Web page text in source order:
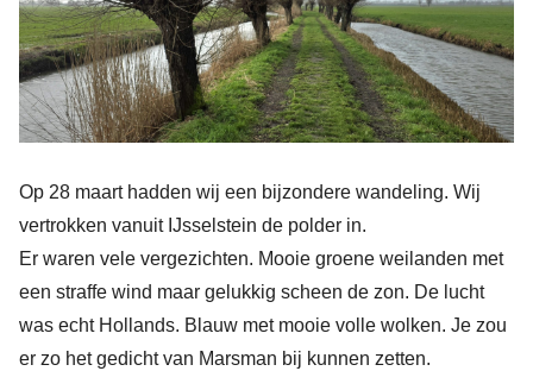
Op 28 maart hadden wij een bijzondere wandeling. Wij
vertrokken vanuit IJsselstein de polder in.
Er waren vele vergezichten. Mooie groene weilanden met
een straffe wind maar gelukkig scheen de zon. De lucht
was echt Hollands. Blauw met mooie volle wolken. Je zou
er zo het gedicht van Marsman bij kunnen zetten.